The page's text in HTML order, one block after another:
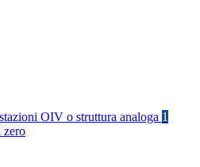
OIV o struttura analoga 1
zero